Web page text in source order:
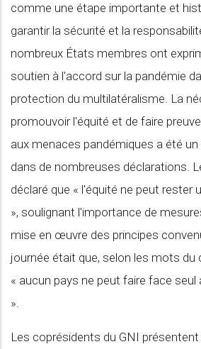
comme une étape importante et
garantir la sécurité et la
nombreux États membres ont
soutien à l'accord sur la pandémie
protection du multilatéralisme. La
promouvoir l'équité et de faire
aux menaces pandémiques a été
dans de nombreuses déclarations.
déclaré que « l'équité ne peut rester
», soulignant l'importance de
mise en œuvre des principes
journée était que, selon les mots du
« aucun pays ne peut faire face seul
».
Les coprésidents du GNI